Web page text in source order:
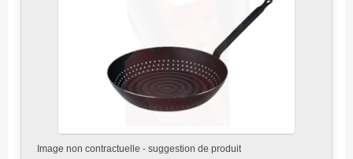
Image non contractuelle - suggestion de produit